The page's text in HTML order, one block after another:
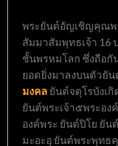
พระยันต์อัญเชิญคุณ
สัมมาสัมพุทธเจ้า 16
ชั้นพรหมโลก ซึ่งถือกั
ยอดยิ่งมาลงบนตัวยั
มงคล ยันต์จตุโรบังเ
ยันต์พระเจ้า๕พระอ
องค์พระ ยันต์ปิโย ยั
มะอะอุ ยันต์พระพุทธ